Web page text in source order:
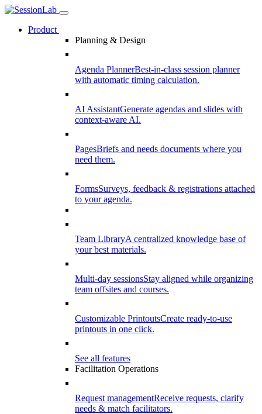
Product
Planning & Design
Agenda PlannerBest-in-class session planner
with automatic timing calculation.
AI AssistantGenerate agendas and slides with
context-aware AI.
PagesBriefs and needs documents where you
need them.
FormsSurveys, feedback & registrations attached
to your agenda.
Team LibraryA centralized knowledge base of
your best materials.
Multi-day sessionsStay aligned while organizing
team offsites and courses.
Customizable PrintoutsCreate ready-to-use
printouts in one click.
See all features
Facilitation Operations
Request managementReceive requests, clarify
needs & match facilitators.